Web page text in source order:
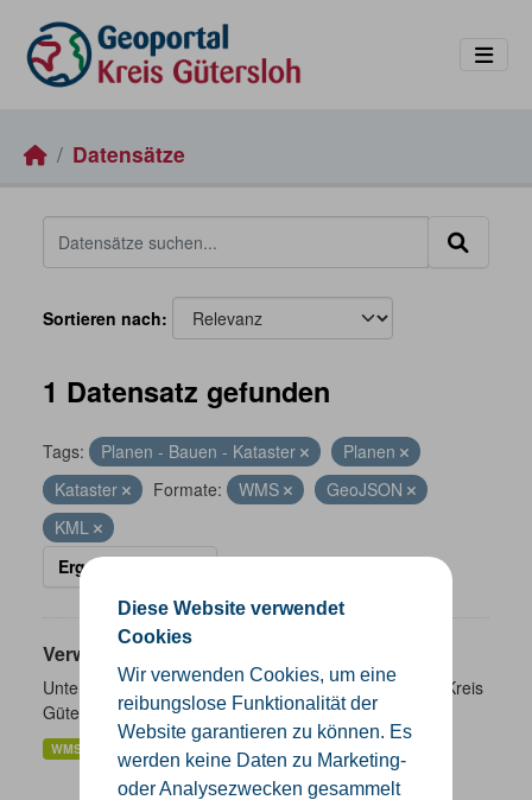
Diese Website verwendet
Cookies
Wir verwenden Cookies, um eine
reibungslose Funktionalität der
Website garantieren zu können. Es
werden keine Daten zu Marketing-
oder Analysezwecken gesammelt
Datensätze
Sortieren nach
1 Datensatz gefunden
Tags: Planen - Bauen - Kataster
Planen
Kataster
Formate: WMS
GeoJSON
KML
Ergebnisse filtern
Verwaltungsgrenzen
Unterschiedliche Ebenen der Verwaltungsgrenzen im Kreis
Gütersloh
WMS GeoJSON KML